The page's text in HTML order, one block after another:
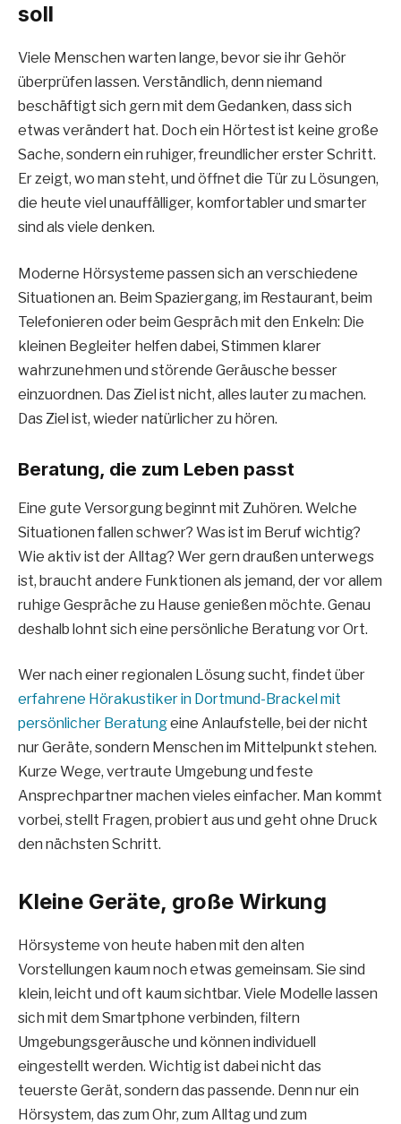
soll
Viele Menschen warten lange, bevor sie ihr Gehör
überprüfen lassen. Verständlich, denn niemand
beschäftigt sich gern mit dem Gedanken, dass sich
etwas verändert hat. Doch ein Hörtest ist keine große
Sache, sondern ein ruhiger, freundlicher erster Schritt.
Er zeigt, wo man steht, und öffnet die Tür zu Lösungen,
die heute viel unauffälliger, komfortabler und smarter
sind als viele denken.
Moderne Hörsysteme passen sich an verschiedene
Situationen an. Beim Spaziergang, im Restaurant, beim
Telefonieren oder beim Gespräch mit den Enkeln: Die
kleinen Begleiter helfen dabei, Stimmen klarer
wahrzunehmen und störende Geräusche besser
einzuordnen. Das Ziel ist nicht, alles lauter zu machen.
Das Ziel ist, wieder natürlicher zu hören.
Beratung, die zum Leben passt
Eine gute Versorgung beginnt mit Zuhören. Welche
Situationen fallen schwer? Was ist im Beruf wichtig?
Wie aktiv ist der Alltag? Wer gern draußen unterwegs
ist, braucht andere Funktionen als jemand, der vor allem
ruhige Gespräche zu Hause genießen möchte. Genau
deshalb lohnt sich eine persönliche Beratung vor Ort.
Wer nach einer regionalen Lösung sucht, findet über
erfahrene Hörakustiker in Dortmund-Brackel mit
persönlicher Beratungeine Anlaufstelle, bei der nicht
nur Geräte, sondern Menschen im Mittelpunkt stehen.
Kurze Wege, vertraute Umgebung und feste
Ansprechpartner machen vieles einfacher. Man kommt
vorbei, stellt Fragen, probiert aus und geht ohne Druck
den nächsten Schritt.
Kleine Geräte, große Wirkung
Hörsysteme von heute haben mit den alten
Vorstellungen kaum noch etwas gemeinsam. Sie sind
klein, leicht und oft kaum sichtbar. Viele Modelle lassen
sich mit dem Smartphone verbinden, filtern
Umgebungsgeräusche und können individuell
eingestellt werden. Wichtig ist dabei nicht das
teuerste Gerät, sondern das passende. Denn nur ein
Hörsystem, das zum Ohr, zum Alltag und zum